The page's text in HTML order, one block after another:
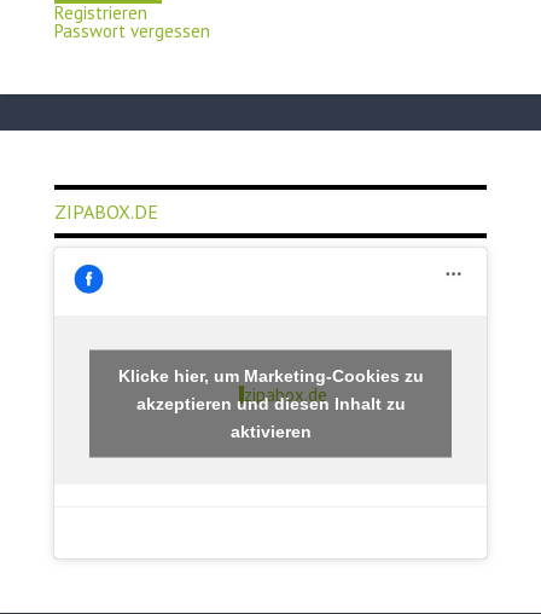
Registrieren
Passwort vergessen
ZIPABOX.DE
zipabox.de
Klicke hier, um Marketing-Cookies zu
akzeptieren und diesen Inhalt zu
aktivieren